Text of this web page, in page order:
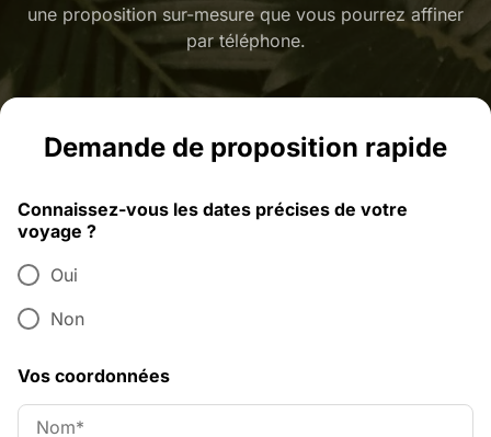
une proposition sur-mesure que vous pourrez affiner
par téléphone.
Demande de proposition rapide
Connaissez-vous les dates précises de votre
voyage ?
Oui
Non
Vos coordonnées